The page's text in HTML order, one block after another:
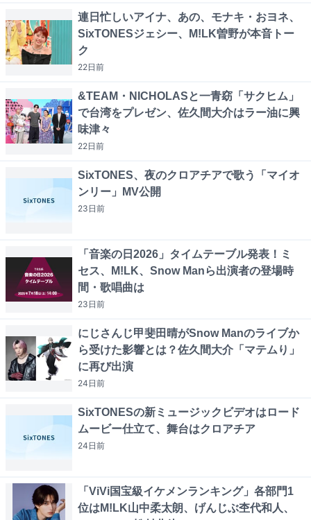
連日忙しいアイナ、あの、モナキ・おヨネ、
SixTONESジェシー、M!LK曽野が本音トー
ク
22日前
&TEAM・NICHOLASと一青窈「サクヒム」
で台湾をプレゼン、佐久間大介はラー油に興
味津々
22日前
SixTONES、夜のクロアチアで歌う「マイオ
ンリー」MV公開
23日前
「音楽の日2026」タイムテーブル発表！ミ
セス、M!LK、Snow Manら出演者の登場時
間・歌唱曲は
23日前
にじさんじ甲斐田晴がSnow Manのライブか
ら受けた影響とは？佐久間大介「マテムり」
に再び出演
24日前
SixTONESの新ミュージックビデオはロード
ムービー仕立て、舞台はクロアチア
24日前
「ViVi国宝級イケメンランキング」各部門1
位はM!LK山中柔太朗、げんじぶ杢代和人、